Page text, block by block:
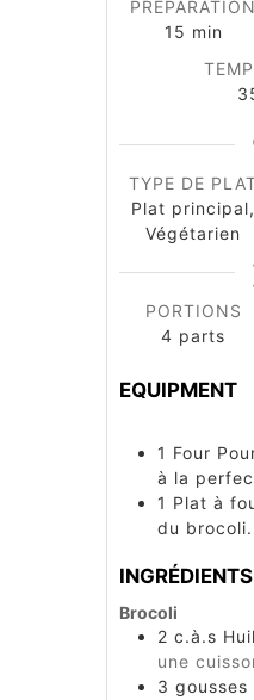
PRÉPARATION
15 minutes
min
TYPE DE
Plat principal,
Végétarien
PORTIONS
4 parts
EQUIPMENT
1 Four
à la
1 Plat à
du brocoli.
INGRÉDIENTS
Brocoli
2 c.à.s
une
3 gousses